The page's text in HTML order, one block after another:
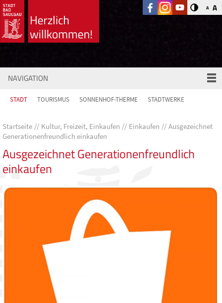
A A
NAVIGATION
STADT TOURISMUS SONNENHOF-THERME STADTWERKE
Startseite Kultur, Freizeit, Einkaufen Einkaufen
Ausgezeichnet
Generationenfreundlich einkaufen
Ausgezeichnet Generationenfreundlich
einkaufen